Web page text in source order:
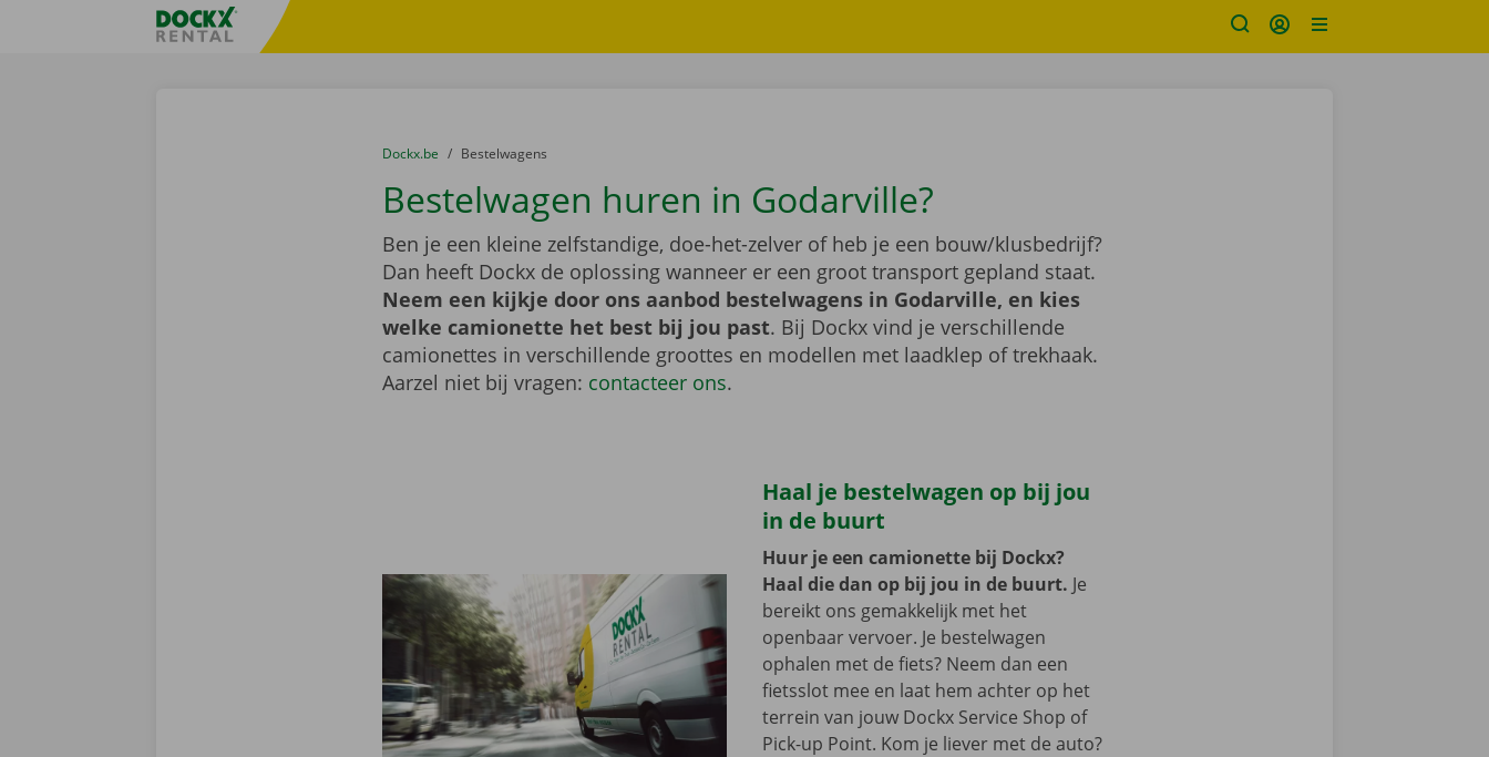
Taalselectie overslaanFratello DEMO
U bevindt zich hier:
van
Dockx.be naar
Bestelwagens
Bestelwagen huren in Godarville?
Ben je een kleine zelfstandige, doe-het-zelver of heb je een bouw/klusbedrijf?
Dan heeft Dockx de oplossing wanneer er een groot transport gepland staat.
Neem een kijkje door ons aanbod bestelwagens in Godarville, en kies
welke camionette het best bij jou past. Bij Dockx vind je verschillende
camionettes in verschillende groottes en modellen met laadklep of trekhaak.
Aarzel niet bij vragen: contacteer ons.
Haal je bestelwagen op bij jou
in de buurt
Huur je een camionette bij Dockx?
Haal die dan op bij jou in de buurt. Je
bereikt ons gemakkelijk met het
openbaar vervoer. Je bestelwagen
ophalen met de fiets? Neem dan een
fietsslot mee en laat hem achter op het
terrein van jouw Dockx Service Shop of
Pick-up Point. Kom je liever met de auto?